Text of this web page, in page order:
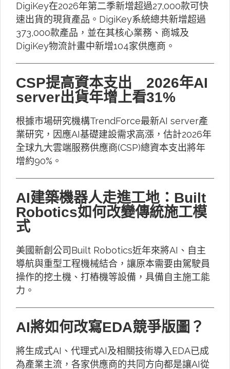
DigiKey在2026年第二季新增超過27,000款可快
速出貨的現貨產品。DigiKey系統總共新增超過
373,000款產品，並在其核心業務、商城及
DigiKey物流計畫中新增104家供應商。
CSP提高資本支出 2026年AI
server出貨年增上看31%
根據市場研究機構TrendForce最新AI server產
業研究，因應AI基礎建設需求高漲，估計2026年
全球九大雲端服務供應商(CSP)總資本支出將年
增約90%。
AI建築機器人走進工地：Built
Robotics如何改變傳統施工模
式
美國新創公司Built Robotics近年來將AI、自主
導航與重型工程機械結合，讓原本需要由駕駛員
操作的挖土機、打樁機等設備，具備自主施工能
力。
AI將如何改寫EDA競爭版圖？
將生成式AI、代理式AI及相關技術導入EDA已成
為產業主流，各家供應商的共同方向都是讓AI從